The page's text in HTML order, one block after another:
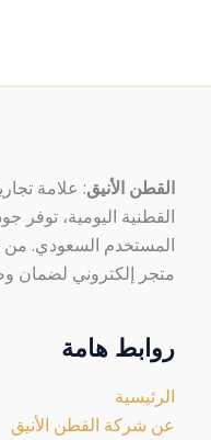
القطن الأنيق: علامة
القطنية اليومية، توفر
المستخدم السعودي. من
متجر إلكتروني لضمان
روابط هامة
الرئيسية
عن شركة القطن الأنيق